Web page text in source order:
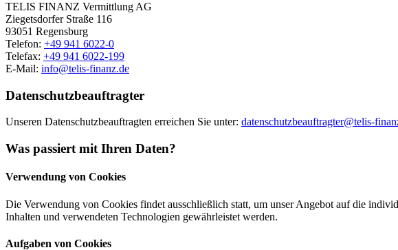
TELIS FINANZ Vermittlung AG
Ziegetsdorfer Straße 116
93051 Regensburg
Telefon: +49 941 6022-0
Telefax: +49 941 6022-199
E-Mail: info@telis-finanz.de
Datenschutzbeauftragter
Unseren Datenschutzbeauftragten erreichen Sie unter: datenschutzbeauftragter@telis-
Was passiert mit Ihren Daten?
Verwendung von Cookies
Die Verwendung von Cookies findet ausschließlich statt, um unser Angebot auf die
Inhalten und verwendeten Technologien gewährleistet werden.
Aufgaben von Cookies